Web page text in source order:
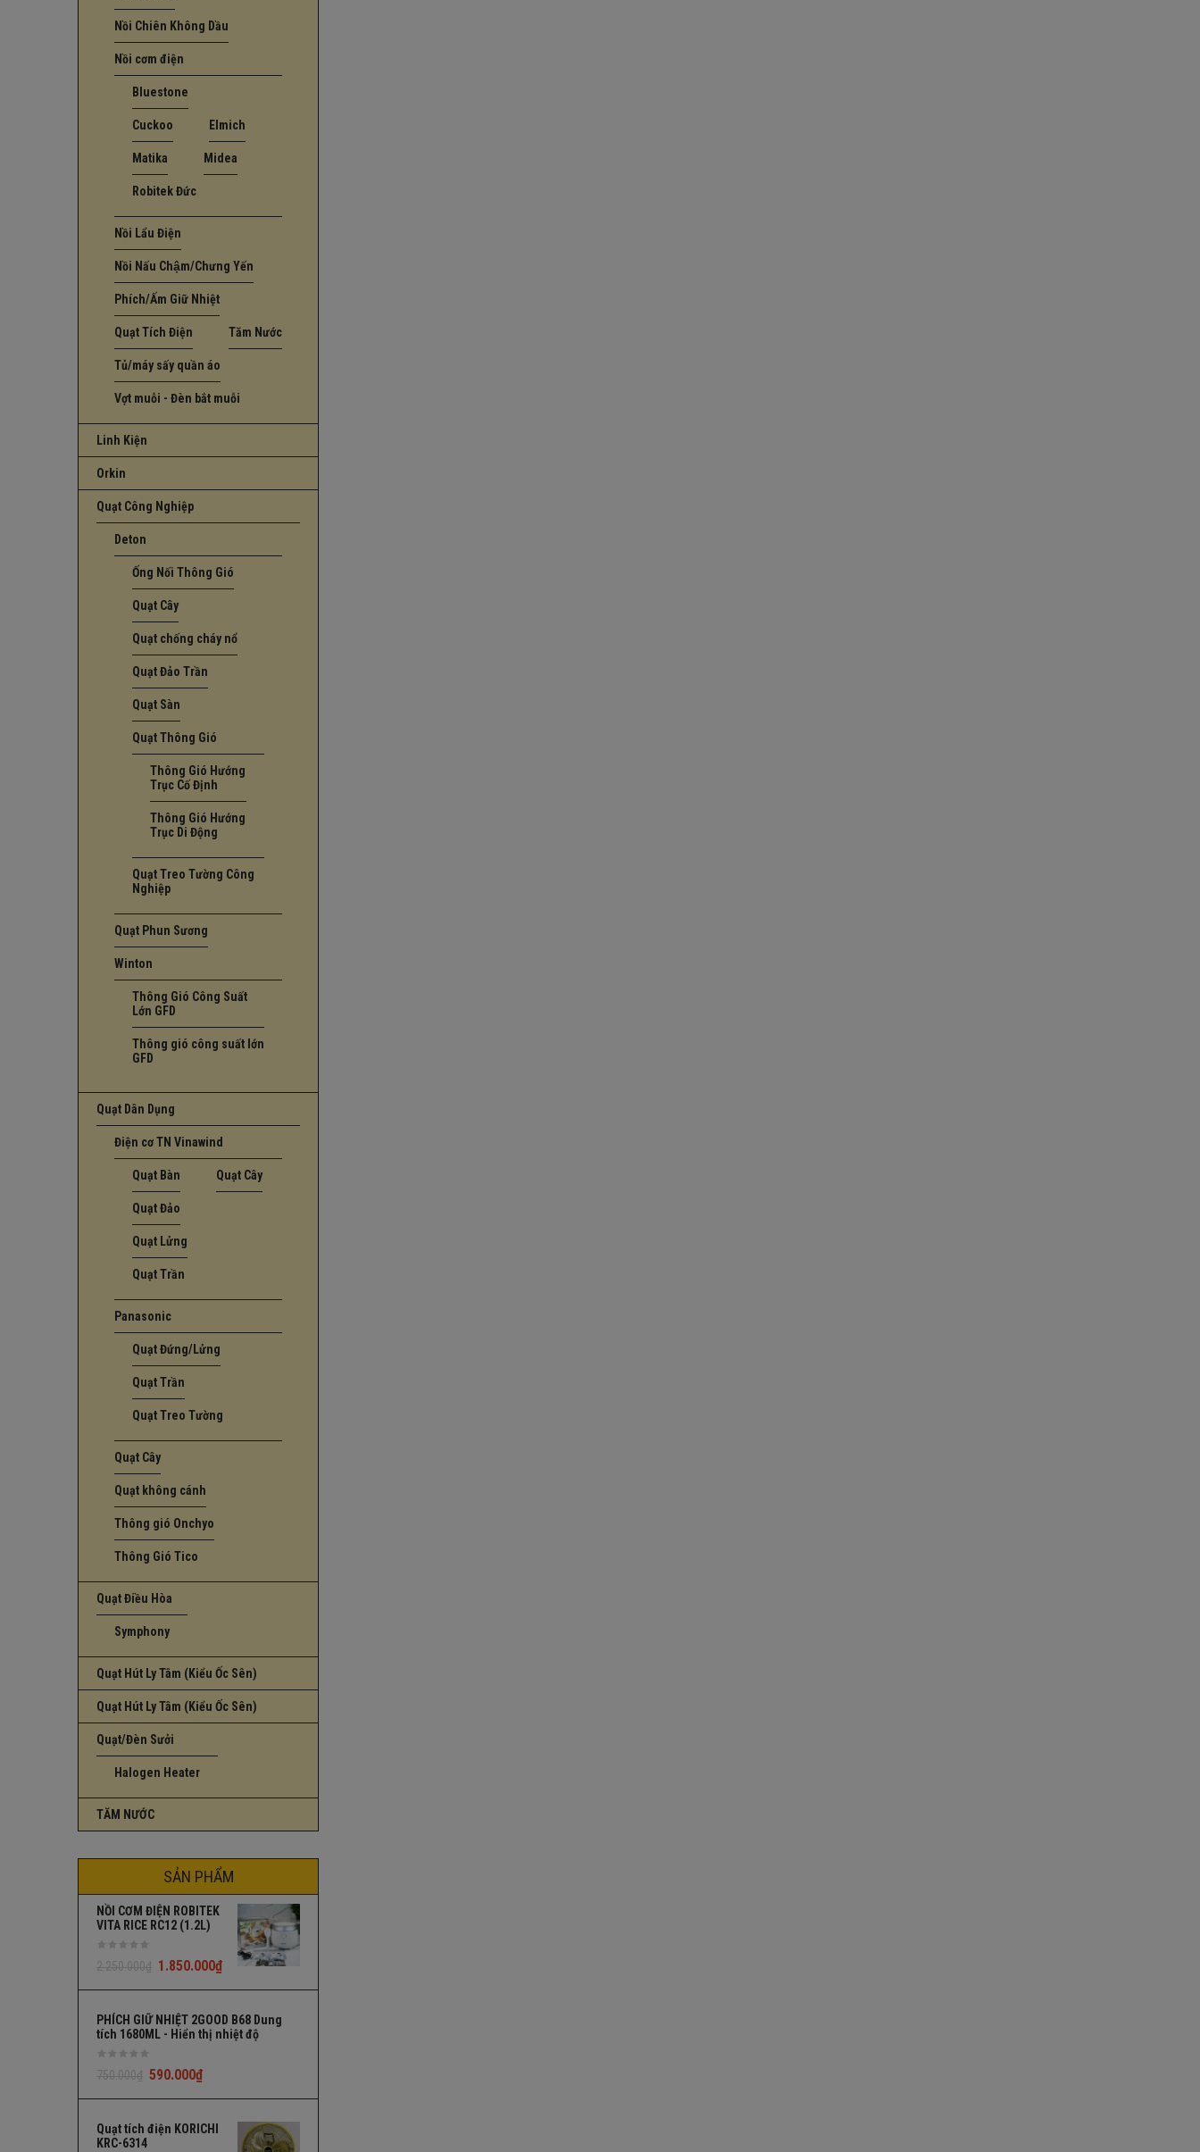
Nồi Chiên Không Dầu
Nồi cơm điện
Bluestone
Cuckoo Elmich
Matika Midea
Robitek Đức
Nồi Lẩu Điện
Nồi Nấu Chậm/Chưng Yến
Phích/Ấm Giữ Nhiệt
Quạt Tích Điện Tăm Nước
Tủ/máy sấy quần áo
Vợt muỗi - Đèn bắt muỗi
Linh Kiện
Orkin
Quạt Công Nghiệp
Deton
Ống Nối Thông Gió
Quạt Cây
Quạt chống cháy nổ
Quạt Đảo Trần
Quạt Sàn
Quạt Thông Gió
Thông Gió Hướng
Trục Cố Định
Thông Gió Hướng
Trục Di Động
Quạt Treo Tường Công
Nghiệp
Quạt Phun Sương
Winton
Thông Gió Công Suất
Lớn GFD
Thông gió công suất lớn
GFD
Quạt Dân Dụng
Điện cơ TN Vinawind
Quạt Bàn Quạt Cây
Quạt Đảo
Quạt Lửng
Quạt Trần
Panasonic
Quạt Đứng/Lửng
Quạt Trần
Quạt Treo Tường
Quạt Cây
Quạt không cánh
Thông gió Onchyo
Thông Gió Tico
Quạt Điều Hòa
Symphony
Quạt Hút Ly Tâm (Kiểu Ốc Sên)
Quạt Hút Ly Tâm (Kiểu Ốc Sên)
Quạt/Đèn Sưởi
Halogen Heater
TĂM NƯỚC
SẢN PHẨM
NỒI CƠM ĐIỆN ROBITEK
VITA RICE RC12 (1.2L)
2.250.000₫ 1.850.000₫
PHÍCH GIỮ NHIỆT 2GOOD B68 Dung
tích 1680ML - Hiển thị nhiệt độ
750.000₫ 590.000₫
Quạt tích điện KORICHI
KRC-6314